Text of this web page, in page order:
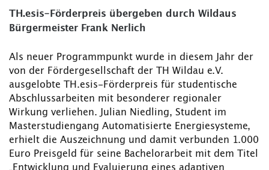
TH.esis-Förderpreis übergeben durch Wildaus
Bürgermeister Frank Nerlich
Als neuer Programmpunkt wurde in diesem Jahr der
von der Fördergesellschaft der TH Wildau e.V.
ausgelobte TH.esis-Förderpreis für studentische
Abschlussarbeiten mit besonderer regionaler
Wirkung verliehen. Julian Niedling, Student im
Masterstudiengang Automatisierte Energiesysteme,
erhielt die Auszeichnung und damit verbunden 1.000
Euro Preisgeld für seine Bachelorarbeit mit dem Titel
„Entwicklung und Evaluierung eines adaptiven